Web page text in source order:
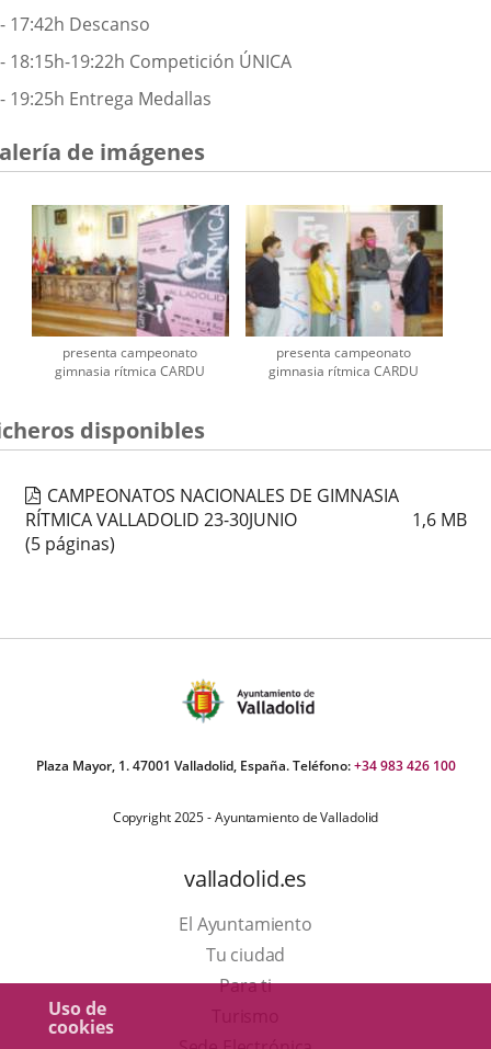
Uso de
cookies
- 17:42h Descanso
- 18:15h-19:22h Competición ÚNICA
- 19:25h Entrega Medallas
de imágenes
presenta campeonato
gimnasia rítmica CARDU
presenta campeonato
gimnasia rítmica CARDU
disponibles
CAMPEONATOS NACIONALES DE GIMNASIA
RÍTMICA VALLADOLID 23-30JUNIO
1,6 MB
(5 páginas)
Plaza Mayor, 1. 47001 Valladolid, España. Teléfono:+34 983 426 100
Copyright 2025 - Ayuntamiento de Valladolid
valladolid.es
El Ayuntamiento
Tu ciudad
Para ti